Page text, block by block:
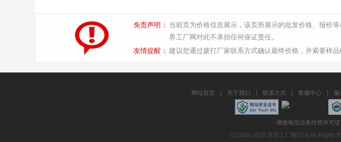
免责声明：
当前页为价格信息展示，该页所展示的批发价格、报价
界工厂网对此不承担任何保证责任。
友情提醒： 建议您通过拨打厂家联系方式确认最终价格，并索要样
网站首页 关于我们 联系方式 客服中心
增值电信业务经营许可证
(c)2008-2026 世界工厂网V3.6 All Rights